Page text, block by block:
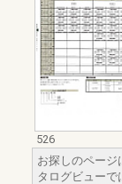
526
お探しのページ
タログビュー